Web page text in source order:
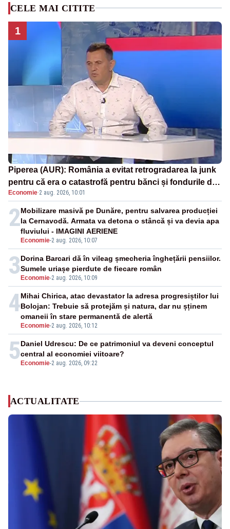
CELE MAI CITITE
1
Piperea (AUR): România a evitat retrogradarea la junk
pentru că era o catastrofă pentru bănci și fondurile de
pensii
Economie·2 aug. 2026, 10:01
2
Economie-2 aug. 2026, 10:07
Mobilizare masivă pe Dunăre, pentru salvarea producției
la Cernavodă. Armata va detona o stâncă și va devia apa
fluviului - IMAGINI AERIENE
3 Economie-2 aug. 2026, 10:09
Dorina Barcari dă în vileag șmecheria înghețării pensiilor.
Sumele uriașe pierdute de fiecare român
4
Economie-2 aug. 2026, 10:12
Mihai Chirica, atac devastator la adresa progresiștilor lui
Bolojan: Trebuie să protejăm și natura, dar nu șținem
omaneii în stare permanentă de alertă
5 Economie-2 aug. 2026, 09:22
Daniel Udrescu: De ce patrimoniul va deveni conceptul
central al economiei viitoare?
ACTUALITATE